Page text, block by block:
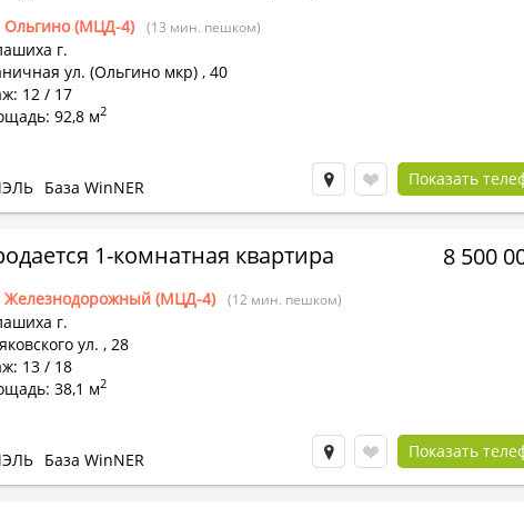
Ольгино (МЦД-4) (13 мин. пешком)
г.
ул. (Ольгино мкр) , 40
12 / 17
92,8 м2
База WinNER Показать
1-комнатная квартира
Железнодорожный (МЦД-4) (12 мин. пешком)
г.
ул. , 28
13 / 18
38,1 м2
8 500
База WinNER Показать